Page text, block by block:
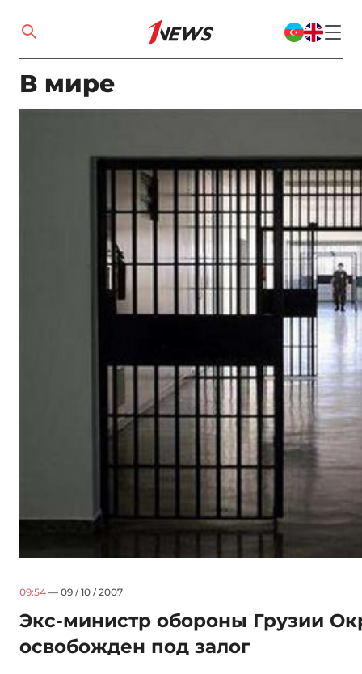
В мире
09:54 — 09 / 10 / 2007
Экс-министр обороны Грузии
освобожден под залог